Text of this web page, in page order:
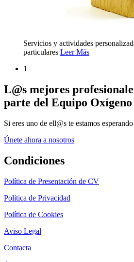
Servicios y actividades
particulares Leer Más
1
L@s mejores
parte del Equipo Oxígeno
Si eres uno de ell@s te estamos esperando
Únete ahora a nosotros
Condiciones
Política de Presentación de CV
Política de Privacidad
Política de Cookies
Aviso Legal
Contacta